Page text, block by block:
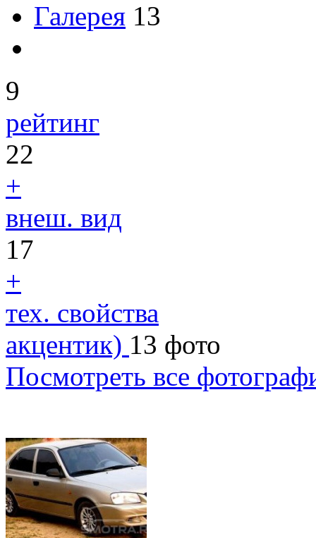
Галерея 13
9
рейтинг
22
+
внеш. вид
17
+
тех. свойства
акцентик) 13 фото
Посмотреть все